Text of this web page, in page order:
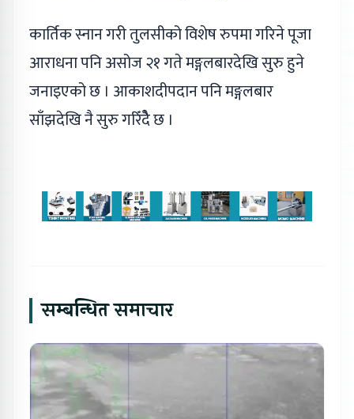
कार्तिक स्नान गरी तुलसीको विशेष रुपमा गरिने पूजा
आराधना पनि असोज २१ गते मङ्गलबारदेखि सुरु हुने
जनाइएको छ । आकाशदीपदान पनि मङ्गलबार
साँझदेखि नै सुरु गरिँदैे छ ।
सम्बन्धित समाचार